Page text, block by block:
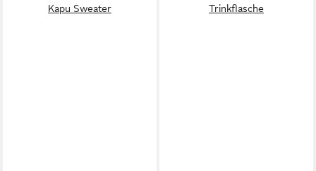
Kapu Sweater
Trinkflasche